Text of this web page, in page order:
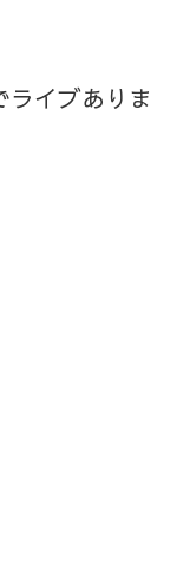
ライブありま